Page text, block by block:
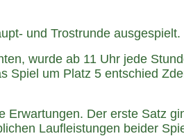
und Trostrunde ausgespielt.
wurde ab 11 Uhr jede
Spiel um Platz 5 entschied
Erwartungen. Der erste Satz
Laufleistungen beider